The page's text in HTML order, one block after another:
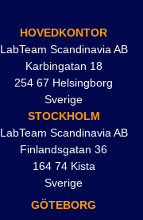
HOVEDKONTOR
LabTeam Scandinavia AB
Karbingatan 18
254 67 Helsingborg
Sverige
STOCKHOLM
LabTeam Scandinavia AB
Finlandsgatan 36
164 74 Kista
Sverige
GÖTEBORG